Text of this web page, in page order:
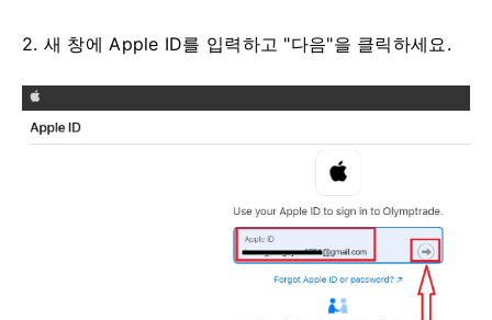
2. 새 창에 Apple ID를 입력하고 "다음"을 클릭하세요.